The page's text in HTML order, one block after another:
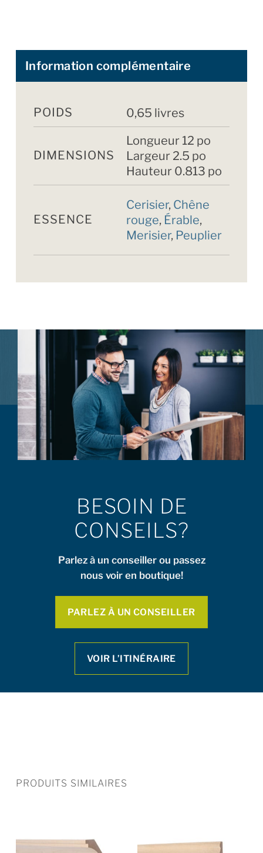
Information complémentaire
POIDS 0,65 livres
DIMENSIONS
Longueur 12 po
Largeur 2.5 po
Hauteur 0.813 po
ESSENCE
Cerisier, Chêne
rouge, Érable,
Merisier, Peuplier
BESOIN DE
CONSEILS?
Parlez à un conseiller ou passez
nous voir en boutique!
PARLEZ À UN CONSEILLER
VOIR L’ITINÉRAIRE
PRODUITS SIMILAIRES